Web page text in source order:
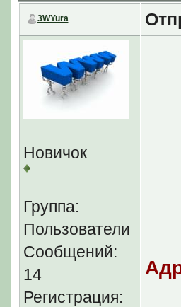
3WYura
Новичок
Группа:
Пользователи
Сообщений:
14
Регистрация: